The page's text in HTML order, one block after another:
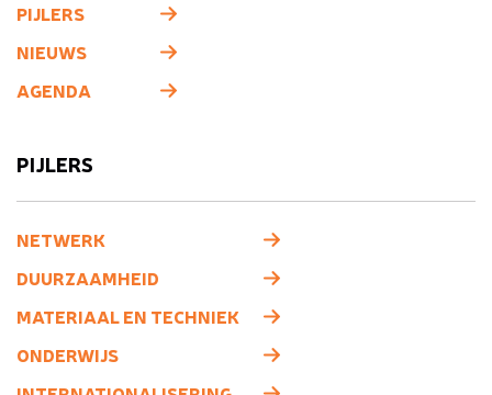
PIJLERS
NIEUWS
AGENDA
PIJLERS
NETWERK
DUURZAAMHEID
MATERIAAL EN TECHNIEK
ONDERWIJS